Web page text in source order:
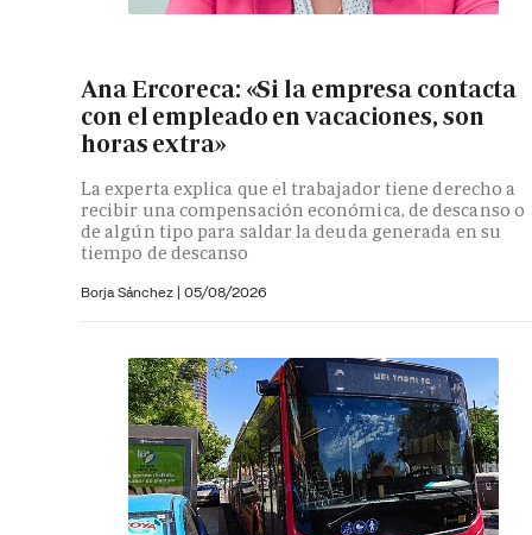
Ana Ercoreca: «Si la empresa contacta
con el empleado en vacaciones, son
horas extra»
La experta explica que el trabajador tiene derecho a
recibir una compensación económica, de descanso o
de algún tipo para saldar la deuda generada en su
tiempo de descanso
Borja Sánchez | 05/08/2026